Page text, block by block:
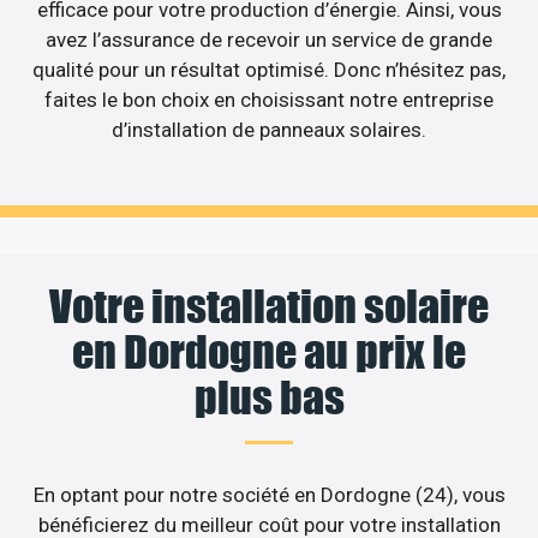
efficace pour votre production d’énergie. Ainsi, vous
avez l’assurance de recevoir un service de grande
qualité pour un résultat optimisé. Donc n’hésitez pas,
faites le bon choix en choisissant notre entreprise
d’installation de panneaux solaires.
Votre installation solaire
en Dordogne au prix le
plus bas
En optant pour notre société en Dordogne (24), vous
bénéficierez du meilleur coût pour votre installation